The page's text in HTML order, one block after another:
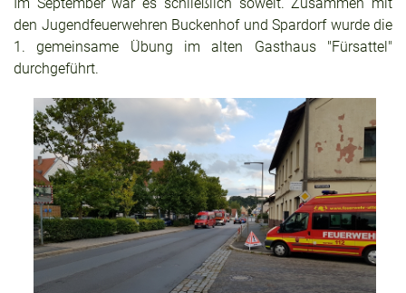
den Jugendfeuerwehren Buckenhof und Spardorf wurde die
1. gemeinsame Übung im alten Gasthaus "Fürsattel"
durchgeführt.